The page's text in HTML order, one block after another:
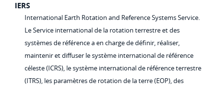
IERS
International Earth Rotation and Reference Systems Service.
Le Service international de la rotation terrestre et des
systèmes de référence a en charge de définir, réaliser,
maintenir et diffuser le système international de référence
céleste (ICRS), le système international de référence terrestre
(ITRS), les paramètres de rotation de la terre (EOP), des